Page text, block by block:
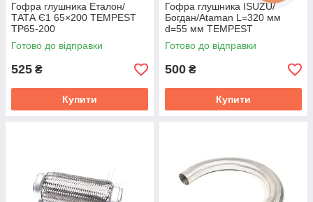
Гофра глушника Еталон/
ТАТА Є1 65×200 TEMPEST
TP65-200
Готово до відправки
525 ₴
Купити
Гофра глушника ISUZU/
Богдан/Ataman L=320 мм
d=55 мм TEMPEST
TP8971759554-320
Готово до відправки
500 ₴
Купити